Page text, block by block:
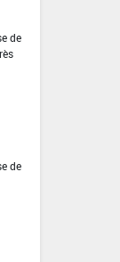
de
de